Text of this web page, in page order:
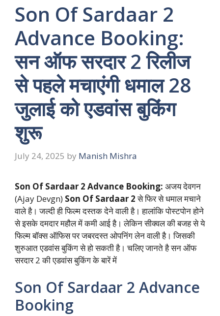
Son Of Sardaar 2
Advance Booking:
सन ऑफ सरदार 2 रिलीज
से पहले मचाएंगी धमाल 28
जुलाई को एडवांस बुकिंग
शुरू
July 24, 2025 by Manish Mishra
Son Of Sardaar 2 Advance Booking: अजय देवगन
(Ajay Devgn) Son Of Sardaar 2से फिर से धमाल मचाने
वाले है। जल्दी ही फिल्म दस्तक देने वाली है। हालांकि पोस्टपोन होने
से इसके दमदार महौल में कमी आई है। लेकिन सीक्वल की बजह से ये
फिल्म बॉक्स ऑफिस पर जबरदस्त ओपनिंग लेन वाली है। जिसकी
शुरुआत एडवांस बुकिंग से हो सकती है। चलिए जानते है सन ऑफ
सरदार 2 की एडवांस बुकिंग के बारें में
Son Of Sardaar 2 Advance
Booking